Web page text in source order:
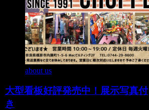
about us
大型看板好評発売中！展示写真付
き